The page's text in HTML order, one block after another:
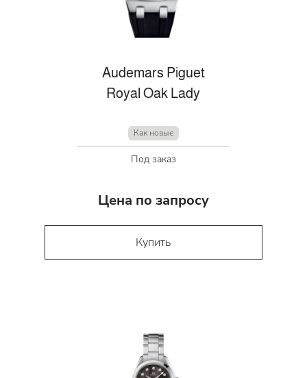
Audemars Piguet
Royal Oak Lady
Как новые
Под заказ
Цена по запросу
Купить